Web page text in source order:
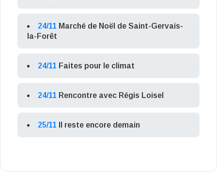
24/11 Marché de Noël de Saint-Gervais-
la-Forêt
24/11 Faites pour le climat
24/11 Rencontre avec Régis Loisel
25/11 Il reste encore demain